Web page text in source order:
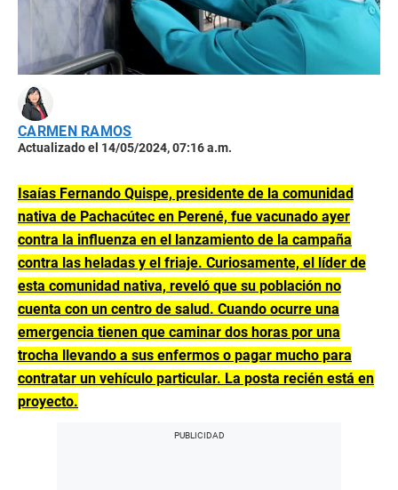
CARMEN RAMOS
Actualizado el 14/05/2024, 07:16 a.m.
Isaías Fernando Quispe, presidente de la comunidad
nativa de Pachacútec en Perené, fue vacunado ayer
contra la influenza en el lanzamiento de la campaña
contra las heladas y el friaje. Curiosamente, el líder de
esta comunidad nativa, reveló que su población no
cuenta con un centro de salud. Cuando ocurre una
emergencia tienen que caminar dos horas por una
trocha llevando a sus enfermos o pagar mucho para
contratar un vehículo particular. La posta recién está en
proyecto.